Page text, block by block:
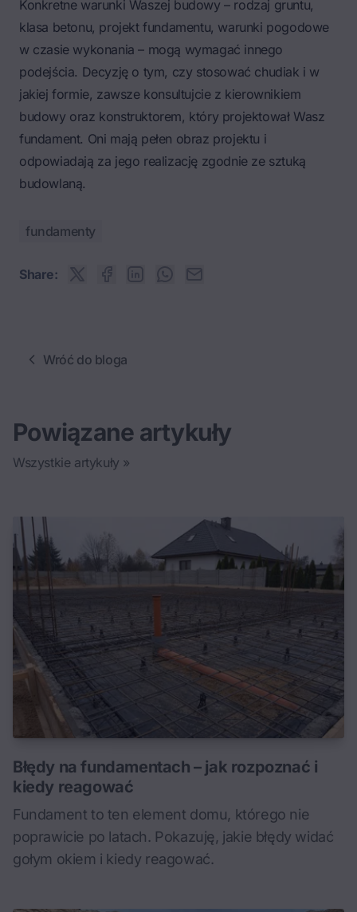
Konkretne warunki Waszej budowy – rodzaj gruntu,
klasa betonu, projekt fundamentu, warunki pogodowe
w czasie wykonania – mogą wymagać innego
podejścia. Decyzję o tym, czy stosować chudiak i w
jakiej formie, zawsze konsultujcie z kierownikiem
budowy oraz konstruktorem, który projektował Wasz
fundament. Oni mają pełen obraz projektu i
odpowiadają za jego realizację zgodnie ze sztuką
budowlaną.
fundamenty
Share:
Wróć do bloga
Powiązane artykuły
Wszystkie artykuły »
Błędy na fundamentach – jak rozpoznać i
kiedy reagować
Fundament to ten element domu, którego nie
poprawicie po latach. Pokazuję, jakie błędy widać
gołym okiem i kiedy reagować.